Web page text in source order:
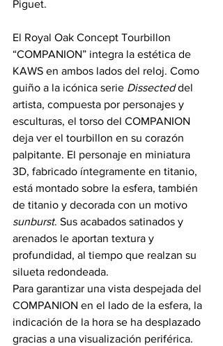
Piguet.
El Royal Oak Concept Tourbillon
“COMPANION” integra la estética de
KAWS en ambos lados del reloj. Como
guiño a la icónica serie Dissected del
artista, compuesta por personajes y
esculturas, el torso del COMPANION
deja ver el tourbillon en su corazón
palpitante. El personaje en miniatura
3D, fabricado íntegramente en titanio,
está montado sobre la esfera, también
de titanio y decorada con un motivo
sunburst. Sus acabados satinados y
arenados le aportan textura y
profundidad, al tiempo que realzan su
silueta redondeada.
Para garantizar una vista despejada del
COMPANION en el lado de la esfera, la
indicación de la hora se ha desplazado
gracias a una visualización periférica.